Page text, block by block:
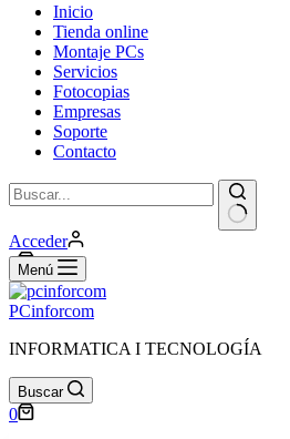
Inicio
Tienda online
Montaje PCs
Servicios
Fotocopias
Empresas
Soporte
Contacto
Sin
resultados
Acceder
Carro
de
compra
0Menú
PCinforcom
INFORMATICA I TECNOLOGÍA
Buscar
Carro
0